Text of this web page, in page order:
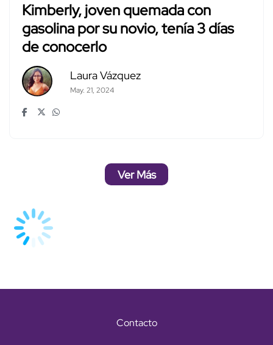
Kimberly, joven quemada con
gasolina por su novio, tenía 3 días
de conocerlo
Laura Vázquez
May. 21, 2024
Ver Más
Contacto